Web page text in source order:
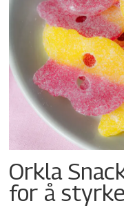
Orkla
for å